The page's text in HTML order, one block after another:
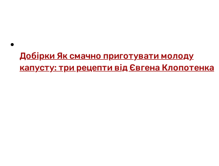
Добірки Як смачно приготувати молоду
капусту: три рецепти від Євгена Клопотенка